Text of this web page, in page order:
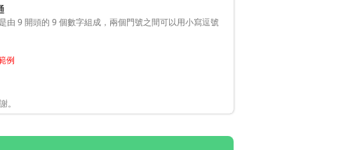
9 開頭的 9 個數字組成，兩個門號之間可以用小寫逗號
例
。